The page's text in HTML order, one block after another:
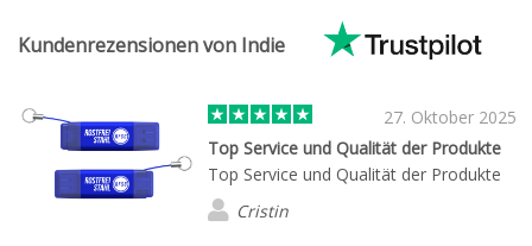
Kundenrezensionen von Indie
27. Oktober 2025
Top Service und Qualität der Produkte
Top Service und Qualität der Produkte
Cristin